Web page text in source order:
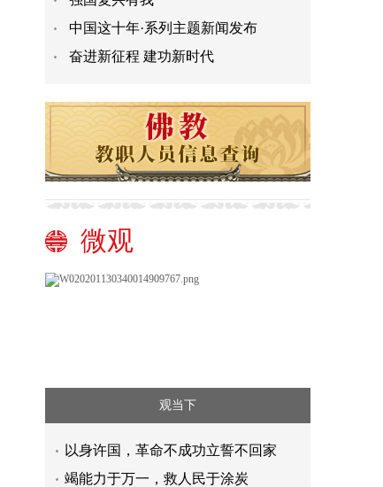
中国这十年·系列主题新闻发布
奋进新征程 建功新时代
微观
观当下
以身许国，革命不成功立誓不回家
竭能力于万一，救人民于涂炭